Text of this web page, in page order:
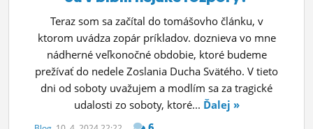
Teraz som sa začítal do tomášovho článku, v
ktorom uvádza zopár príkladov. doznieva vo mne
nádherné veľkonočné obdobie, ktoré budeme
prežívať do nedele Zoslania Ducha Svätého. V tieto
dni od soboty uvažujem a modlím sa za tragické
udalosti zo soboty, ktoré... Ďalej »